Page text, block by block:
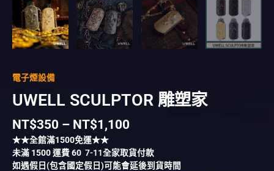
電子煙設備
UWELL SCULPTOR 雕塑家
NT$350 – NT$1,100
★★全館滿1500免運★★
未滿 1500運費60 7-11全家取貨付款
如遇假日(包含國定假日)可能會延後到貨時間